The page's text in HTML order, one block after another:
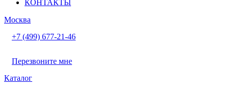
КОНТАКТЫ
Москва
+7 (499) 677-21-46
Перезвоните мне
Каталог